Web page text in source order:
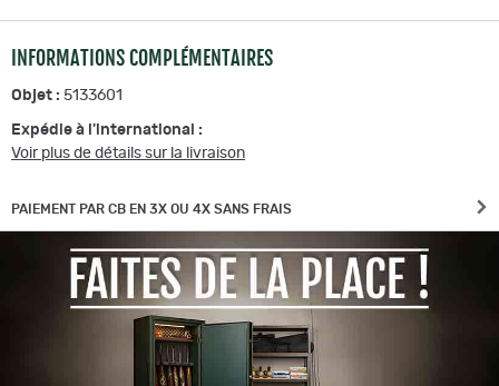
INFORMATIONS COMPLÉMENTAIRES
Objet : 5133601
Expédie à l'international :
Voir plus de détails sur la livraison
PAIEMENT PAR CB EN 3X OU 4X SANS FRAIS